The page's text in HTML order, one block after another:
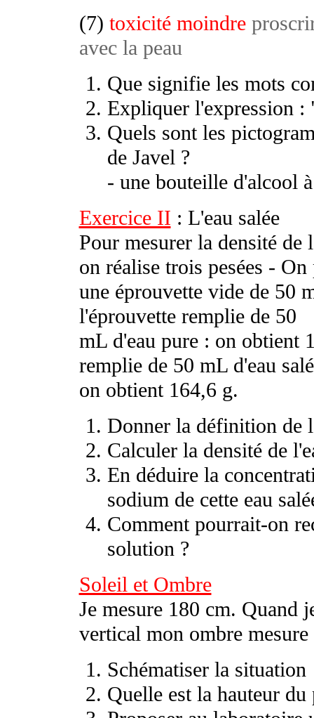
(7) toxicité moindre
avec la peau
Que signifie les mots
Expliquer l'expression
Quels sont les
de Javel ?
- une bouteille d'alcool
Exercice II : L'eau salée
Pour mesurer la densité de
on réalise trois pesées - On
une éprouvette vide de 50
l'éprouvette remplie de 50
mL d'eau pure : on obtient
remplie de 50 mL d'eau
on obtient 164,6 g.
Donner la définition de
Calculer la densité de
En déduire la
sodium de cette eau
Comment pourrait-on
solution ?
Soleil et Ombre
Je mesure 180 cm. Quand
vertical mon ombre
Schématiser la situation
Quelle est la hauteur du